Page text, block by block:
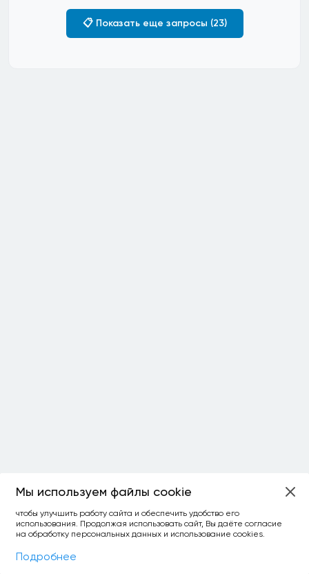
Фильтры
📋 Показать еще запросы (23)
Мы используем файлы cookie
чтобы улучшить работу сайта и обеспечить удобство его
использования. Продолжая использовать сайт, Вы даёте согласие
на обработку персональных данных и использование cookies.
Подробнее